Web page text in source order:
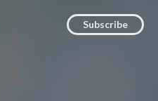
Subscribe